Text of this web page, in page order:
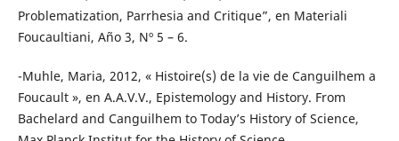
Problematization, Parrhesia and Critique”, en Materiali
Foucaultiani, Año 3, Nº 5 – 6.
-Muhle, Maria, 2012, « Histoire(s) de la vie de Canguilhem a
Foucault », en A.A.V.V., Epistemology and History. From
Bachelard and Canguilhem to Today’s History of Science,